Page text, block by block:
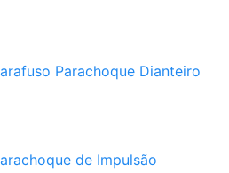
Parachoque Dianteiro
de Impulsão